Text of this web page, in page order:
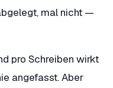
mal nicht —
pro Schreiben wirkt
angefasst. Aber